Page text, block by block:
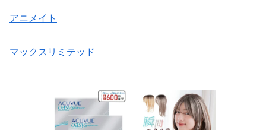
アニメイト
マックスリミテッド